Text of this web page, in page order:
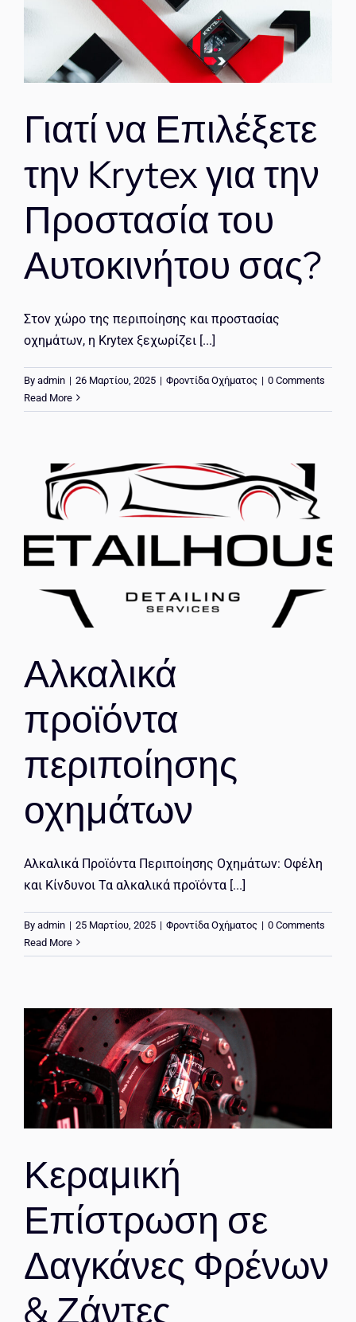
Γιατί να Επιλέξετε
την Krytex για την
Προστασία του
Αυτοκινήτου σας?
Στον χώρο της περιποίησης και προστασίας
οχημάτων, η Krytex ξεχωρίζει [...]
By admin | 26 Μαρτίου, 2025 | Φροντίδα Οχήματος | 0 Comments
Read More
Αλκαλικά
προϊόντα
περιποίησης
οχημάτων
Αλκαλικά Προϊόντα Περιποίησης Οχημάτων: Οφέλη
και Κίνδυνοι Τα αλκαλικά προϊόντα [...]
By admin | 25 Μαρτίου, 2025 | Φροντίδα Οχήματος | 0 Comments
Read More
Κεραμική
Επίστρωση σε
Δαγκάνες Φρένων
& Ζάντες